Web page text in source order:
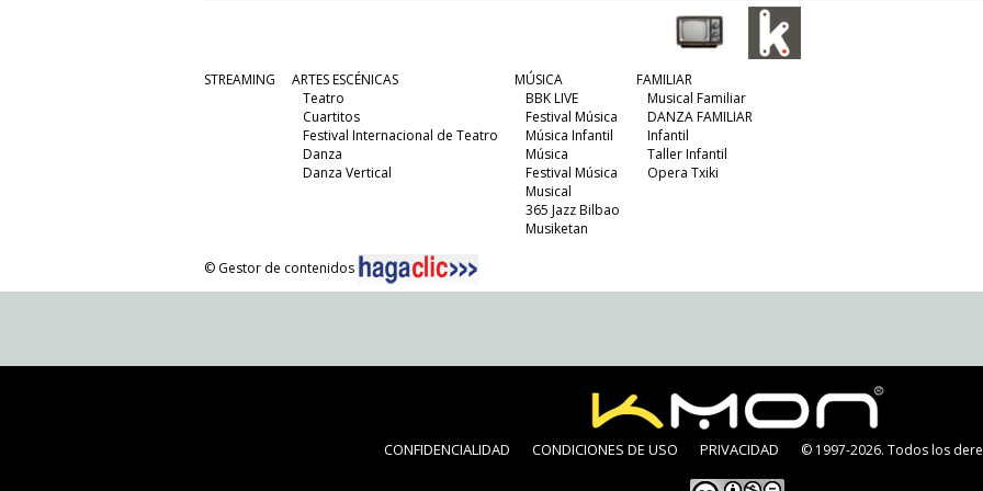
STREAMING
ARTES ESCÉNICAS
Teatro
Cuartitos
Festival Internacional de Teatro
Danza
Danza Vertical
MÚSICA
BBK LIVE
Festival Música
Música Infantil
Música
Festival Música
Musical
365 Jazz Bilbao
Musiketan
FAMILIAR
Musical Familiar
DANZA FAMILIAR
Infantil
Taller Infantil
Opera Txiki
© Gestor de contenidos
CONFIDENCIALIDAD CONDICIONES DE USO PRIVACIDAD © 1997-2026. Todos los